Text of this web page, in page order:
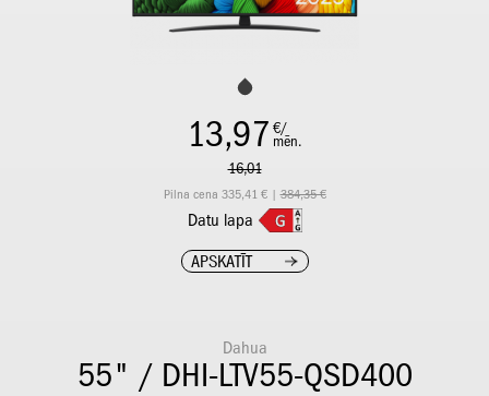
13,97 €/
mēn.
16,01
Pilna cena 335,41 € |384,35 €
Datu lapa
APSKATĪT
Dahua
55" / DHI-LTV55-QSD400